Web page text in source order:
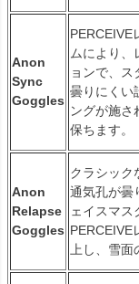
Anon
Sync
Goggles
PERCEIVE
ムにより、
ョンで、ス
曇りにくい
ングが施さ
保ちます。
Anon
Relapse
Goggles
クラシック
通気孔が曇
ェイスマス
PERCEIVE
上し、雪面